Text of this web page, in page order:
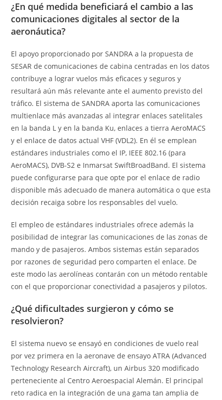
¿En qué medida beneficiará el cambio a las
comunicaciones digitales al sector de la
aeronáutica?
El apoyo proporcionado por SANDRA a la propuesta de
SESAR de comunicaciones de cabina centradas en los datos
contribuye a lograr vuelos más eficaces y seguros y
resultará aún más relevante ante el aumento previsto del
tráfico. El sistema de SANDRA aporta las comunicaciones
multienlace más avanzadas al integrar enlaces satelitales
en la banda L y en la banda Ku, enlaces a tierra AeroMACS
y el enlace de datos actual VHF (VDL2). En él se emplean
estándares industriales como el IP, IEEE 802.16 (para
AeroMACS), DVB-S2 e Inmarsat SwiftBroadBand. El sistema
puede configurarse para que opte por el enlace de radio
disponible más adecuado de manera automática o que esta
decisión recaiga sobre los responsables del vuelo.
El empleo de estándares industriales ofrece además la
posibilidad de integrar las comunicaciones de las zonas de
mando y de pasajeros. Ambos sistemas están separados
por razones de seguridad pero comparten el enlace. De
este modo las aerolíneas contarán con un método rentable
con el que proporcionar conectividad a pasajeros y pilotos.
¿Qué dificultades surgieron y cómo se
resolvieron?
El sistema nuevo se ensayó en condiciones de vuelo real
por vez primera en la aeronave de ensayo ATRA (Advanced
Technology Research Aircraft), un Airbus 320 modificado
perteneciente al Centro Aeroespacial Alemán. El principal
reto radica en la integración de una gama tan amplia de